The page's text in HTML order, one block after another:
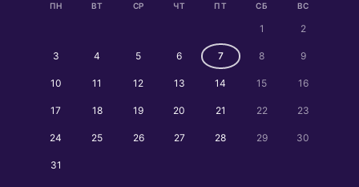
ПН ВТ СР ЧТ ПТ СБ ВС
1 2
3 4 5 6 7 8 9
10 11 12 13 14 15 16
17 18 19 20 21 22 23
24 25 26 27 28 29 30
31